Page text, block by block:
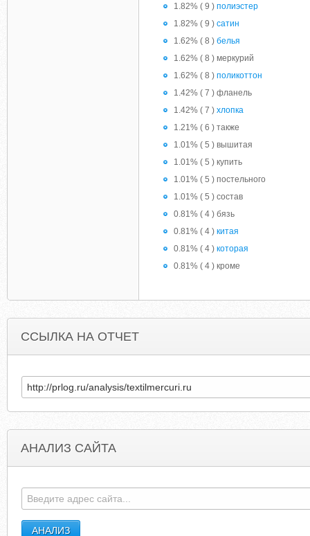
1.82% ( 9 ) полиэстер
1.82% ( 9 ) сатин
1.62% ( 8 ) белья
1.62% ( 8 ) меркурий
1.62% ( 8 ) поликоттон
1.42% ( 7 ) фланель
1.42% ( 7 ) хлопка
1.21% ( 6 ) также
1.01% ( 5 ) вышитая
1.01% ( 5 ) купить
1.01% ( 5 ) постельного
1.01% ( 5 ) состав
0.81% ( 4 ) бязь
0.81% ( 4 ) китая
0.81% ( 4 ) которая
0.81% ( 4 ) кроме
ССЫЛКА НА ОТЧЕТ
АНАЛИЗ САЙТА